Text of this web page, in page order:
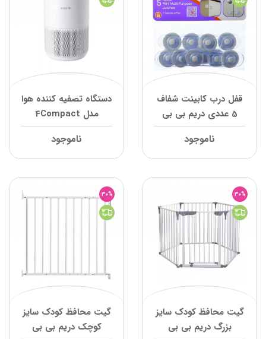
قفل درب کابینت شفاف
5 عددی دریم بی بی
ناموجود
دستگاه تصفیه کننده هوا
مدل 4Compact
شیائومی
ناموجود
30%
گیت محافظ کودک سایز
بزرگ دریم بی بی
30%
گیت محافظ کودک سایز
کوچک دریم بی بی